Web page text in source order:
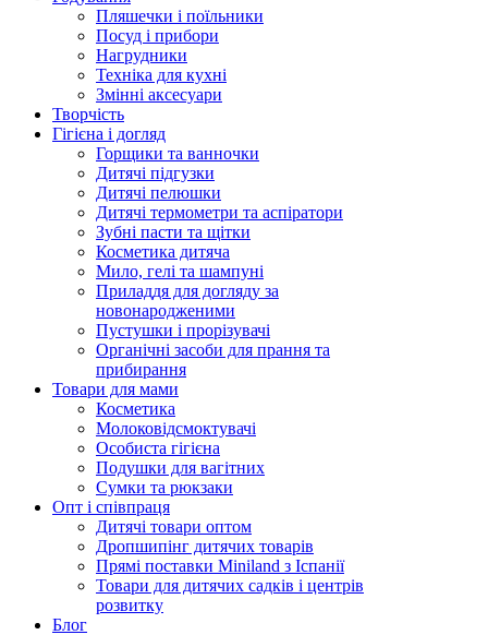
Пляшечки і поїльники
Посуд і прибори
Нагрудники
Техніка для кухні
Змінні аксесуари
Творчість
Гігієна і догляд
Горщики та ванночки
Дитячі підгузки
Дитячі пелюшки
Дитячі термометри та аспіратори
Зубні пасти та щітки
Косметика дитяча
Мило, гелі та шампуні
Приладдя для догляду за
новонародженими
Пустушки і прорізувачі
Органічні засоби для прання та
прибирання
Товари для мами
Косметика
Молоковідсмоктувачі
Особиста гігієна
Подушки для вагітних
Сумки та рюкзаки
Опт і співпраця
Дитячі товари оптом
Дропшипінг дитячих товарів
Прямі поставки Miniland з Іспанії
Товари для дитячих садків і центрів
розвитку
Блог